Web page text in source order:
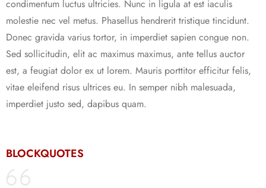
condimentum luctus ultricies. Nunc in ligula at est iaculis
molestie nec vel metus. Phasellus hendrerit tristique tincidunt.
Donec gravida varius tortor, in imperdiet sapien congue non.
Sed sollicitudin, elit ac maximus maximus, ante tellus auctor
est, a feugiat dolor ex ut lorem. Mauris porttitor efficitur felis,
vitae eleifend risus ultrices eu. In semper nibh malesuada,
imperdiet justo sed, dapibus quam.
BLOCKQUOTES